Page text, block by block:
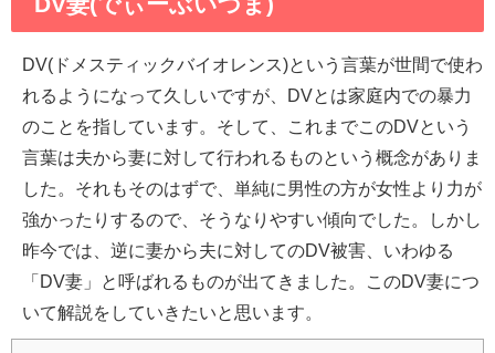
DV(ドメスティックバイオレンス)という言葉が世間で使わ
れるようになって久しいですが、DVとは家庭内での暴力
のことを指しています。そして、これまでこのDVという
言葉は夫から妻に対して行われるものという概念がありま
した。それもそのはずで、単純に男性の方が女性より力が
強かったりするので、そうなりやすい傾向でした。しかし
昨今では、逆に妻から夫に対してのDV被害、いわゆる
「DV妻」と呼ばれるものが出てきました。このDV妻につ
いて解説をしていきたいと思います。